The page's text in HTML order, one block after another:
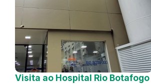
Visita ao Hospital Rio Botafogo